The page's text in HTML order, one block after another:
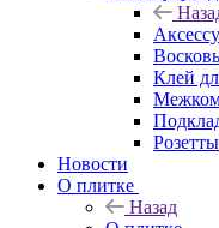
Клей
Розетты
Новости
О плитке
Назад